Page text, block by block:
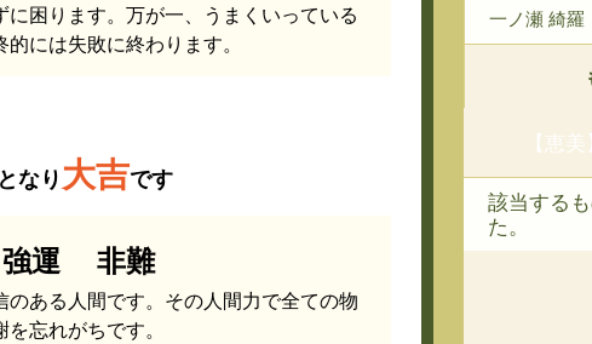
困ります。万が一、うまくいっている
には失敗に終わります。
なり 大吉です
運 非難
ある人間です。その人間力で全ての物
忘れがちです。
一ノ瀬 綺羅
【恵
該当する
た。